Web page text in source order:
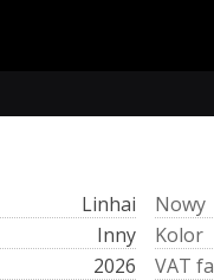
Linhai
Inny
2026
Nowy
Kolor
VAT fa